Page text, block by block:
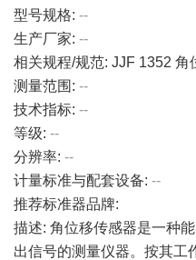
型号规格: --
生产厂家: --
相关规程/规范: JJF 1352 角
测量范围: --
技术指标: --
等级: --
分辨率: --
计量标准与配套设备: --
推荐标准器品牌:
描述: 角位移传感器是一种
出信号的测量仪器。按其工